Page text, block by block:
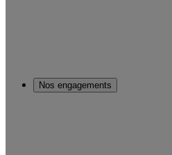
Nos engagements